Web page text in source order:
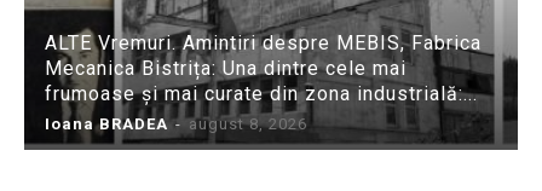
ALTE Vremuri. Amintiri despre MEBIS, Fabrica
Mecanica Bistrița: Una dintre cele mai
frumoase și mai curate din zona industrială:...
Ioana BRADEA - august 8, 2026